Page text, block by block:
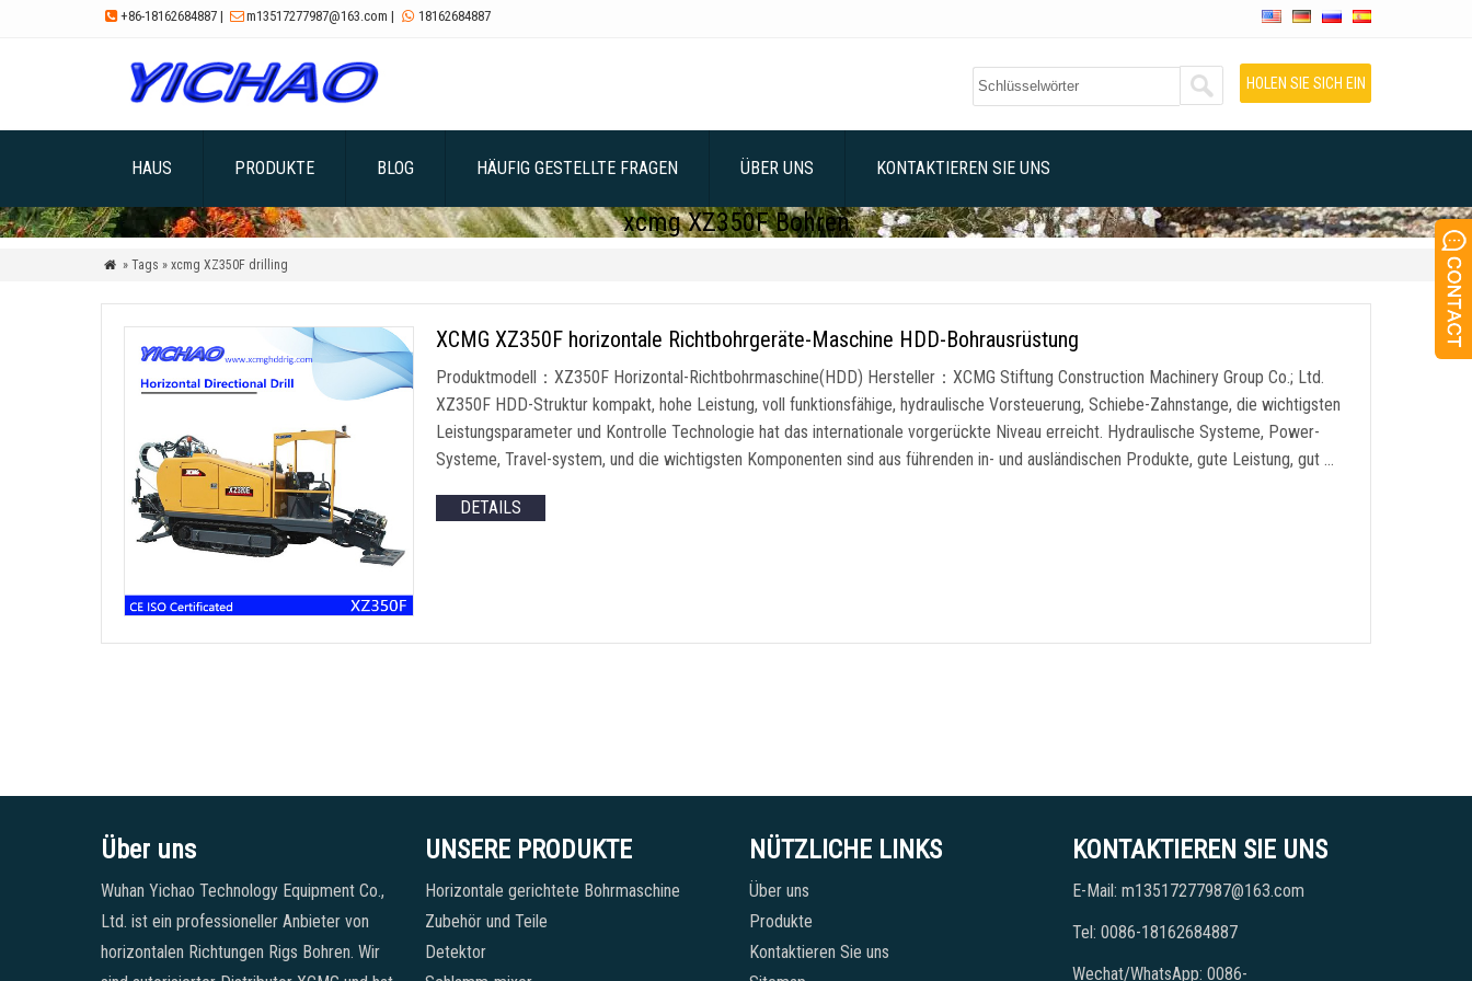
 +86-18162684887 | m13517277987@163.com |  18162684887
HOLEN SIE SICH EIN
HAUS PRODUKTE BLOG HÄUFIG GESTELLTE FRAGEN ÜBER UNS KONTAKTIEREN SIE UNS
xcmg XZ350F Bohren
 » Tags » xcmg XZ350F drilling
XCMG XZ350F horizontale Richtbohrgeräte-Maschine HDD-Bohrausrüstung
Produktmodell：XZ350F Horizontal-Richtbohrmaschine(HDD) Hersteller：XCMG Stiftung Construction Machinery Group Co.; Ltd.
XZ350F HDD-Struktur kompakt, hohe Leistung, voll funktionsfähige, hydraulische Vorsteuerung, Schiebe-Zahnstange, die wichtigsten
Leistungsparameter und Kontrolle Technologie hat das internationale vorgerückte Niveau erreicht. Hydraulische Systeme, Power-
Systeme, Travel-system, und die wichtigsten Komponenten sind aus führenden in- und ausländischen Produkte, gute Leistung, gut …
DETAILS
Über uns
Wuhan Yichao Technology Equipment Co.,
Ltd. ist ein professioneller Anbieter von
horizontalen Richtungen Rigs Bohren. Wir
UNSERE PRODUKTE
Horizontale gerichtete Bohrmaschine
Zubehör und Teile
Detektor
NÜTZLICHE LINKS
Über uns
Produkte
Kontaktieren Sie uns
KONTAKTIEREN SIE UNS
E-Mail: m13517277987@163.com
Tel: 0086-18162684887
Wechat/WhatsApp: 0086-